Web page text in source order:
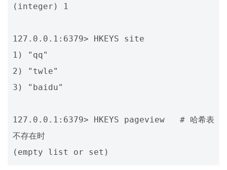
(integer) 1
127.0.0.1:6379> HKEYS site
1) "qq"
2) "twle"
3) "baidu"
127.0.0.1:6379> HKEYS pageview   # 哈希表
不存在时